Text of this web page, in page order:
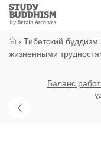
Close
Study
Buddhism
› Тибетский буддизм
жизненными
Баланс